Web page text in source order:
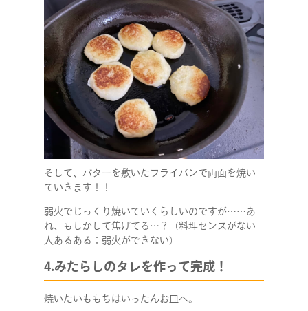
COMPANY
そして、バターを敷いたフライパンで両面を焼い
ていきます！！
弱火でじっくり焼いていくらしいのですが……あ
れ、もしかして焦げてる…？（料理センスがない
人あるある：弱火ができない）
4.みたらしのタレを作って完成！
焼いたいももちはいったんお皿へ。